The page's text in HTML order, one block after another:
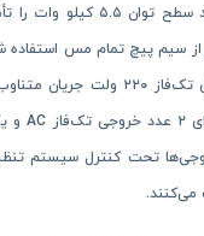
شرایط راه‌اندازی می‌تواند
از سیم پیچ تمام مس استفاده
تحت کنترل سیستم